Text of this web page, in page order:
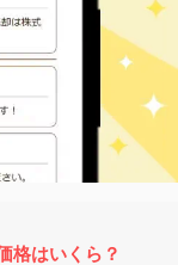
格はいくら？